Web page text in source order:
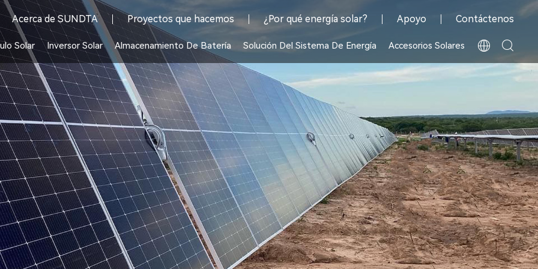
Acerca de SUNDTA Proyectos que hacemos ¿Por qué energía solar? Apoyo Contáctenos
Solar Inversor Solar Almacenamiento De Batería Solución Del Sistema De Energía Accesorios Solares